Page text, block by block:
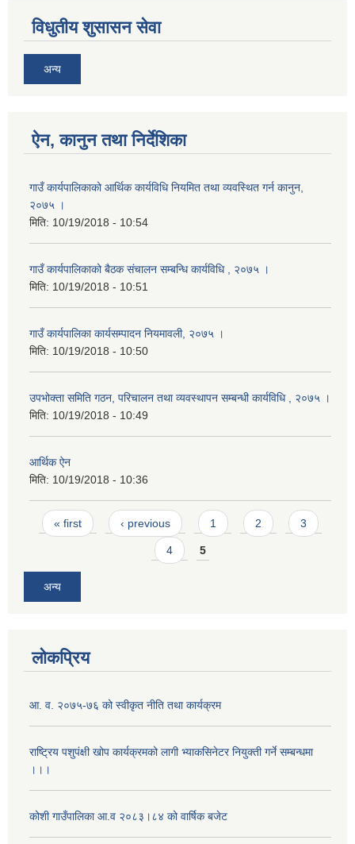
विधुतीय शुसासन सेवा
अन्य
ऐन, कानुन तथा निर्देशिका
गाउँ कार्यपालिकाको आर्थिक कार्यविधि नियमित तथा व्यवस्थित गर्न कानुन,
२०७५ ।
मिति: 10/19/2018 - 10:54
गाउँ कार्यपालिकाको बैठक संचालन सम्बन्धि कार्यविधि , २०७५ ।
मिति: 10/19/2018 - 10:51
गाउँ कार्यपालिका कार्यसम्पादन नियमावली, २०७५ ।
मिति: 10/19/2018 - 10:50
उपभोक्ता समिति गठन, परिचालन तथा व्यवस्थापन सम्बन्धी कार्यविधि , २०७५ ।
मिति: 10/19/2018 - 10:49
आर्थिक ऐन
मिति: 10/19/2018 - 10:36
Pages
« first ‹ previous 1 2 3
4 5
अन्य
लोकप्रिय
आ. व. २०७५-७६ को स्वीकृत नीति तथा कार्यक्रम
राष्ट्रिय पशुपंक्षी खोप कार्यक्रमको लागी भ्याकसिनेटर नियुक्ती गर्ने सम्बन्धमा
।।।
कोशी गाउँपालिका आ.व २०८३।८४ को वार्षिक बजेट